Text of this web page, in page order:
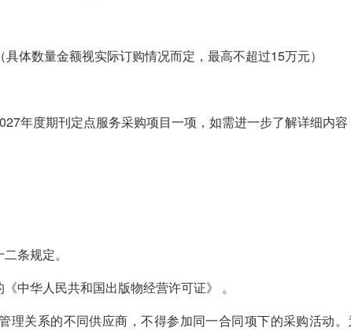
体数量金额视实际订购情况而定，最高不超过15万元）
年度期刊定点服务采购项目一项，如需进一步了解详细内容
条规定。
中华人民共和国出版物经营许可证》 。
理关系的不同供应商，不得参加同一合同项下的采购活动